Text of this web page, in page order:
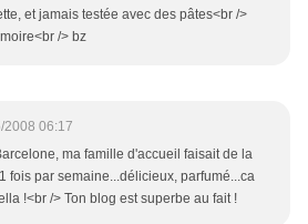
et jamais testée avec des pâtes<br />
/> bz
2008 06:17
ma famille d'accueil faisait de la
fois par semaine...délicieux, parfumé...ca
!<br /> Ton blog est superbe au fait !